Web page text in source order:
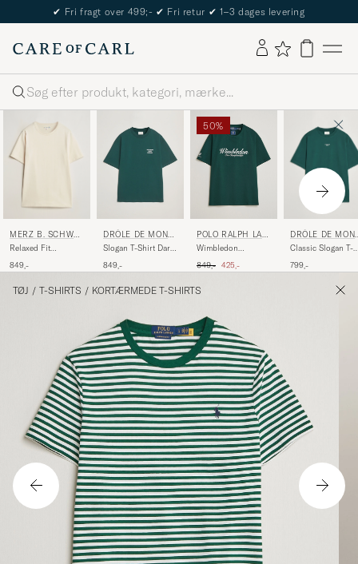
The Care of Carl Passport
Søg
MERZ B. SCHWA
NEN
Relaxed Fit
Shirt Nature
849,-
DRÔLE DE MONSI
EUR
Slogan T-Shirt Dark
849,-
50%
POLO RALPH LAU
REN
Wimbledon
Moss Agate
Ordinary pris
849,- Nedsat pris
425,-
DRÔLE DE
EUR
Classic Slogan T-
799,-
TØJ / T-SHIRTS / KORTÆRMEDE T-SHIRTS